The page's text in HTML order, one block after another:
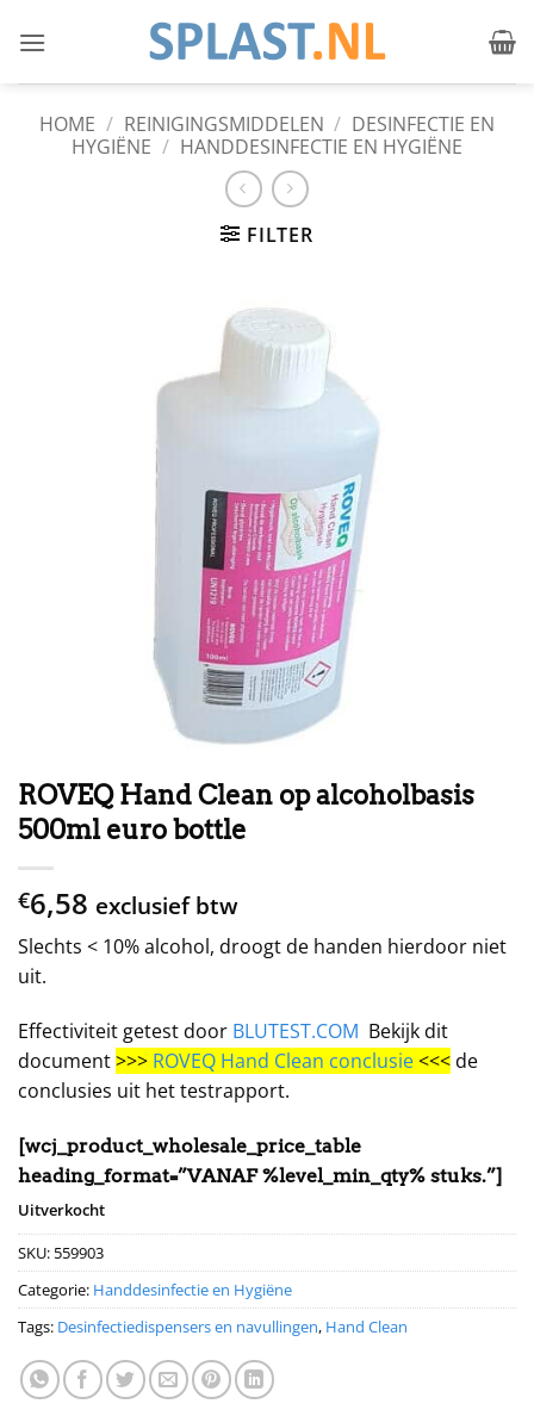
naar
HOME / REINIGINGSMIDDELEN / DESINFECTIE EN
HYGIËNE / HANDDESINFECTIE EN HYGIËNE
FILTER
ROVEQ Hand Clean op alcoholbasis
500ml euro bottle
€6,58 exclusief btw
Slechts < 10% alcohol, droogt de handen hierdoor niet
uit.
Effectiviteit getest door BLUTEST.COM Bekijk dit
document>>> ROVEQ Hand Clean conclusie<<<de
conclusies uit het testrapport.
[wcj_product_wholesale_price_table
heading_format=”VANAF %level_min_qty% stuks.”]
Uitverkocht
SKU: 559903
Categorie: Handdesinfectie en Hygiëne
Tags: Desinfectiedispensers en navullingen, Hand Clean